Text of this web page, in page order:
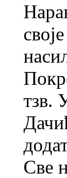
тзв.
Све